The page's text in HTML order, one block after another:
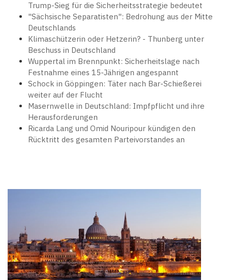
Trump-Sieg für die Sicherheitsstrategie bedeutet
"Sächsische Separatisten": Bedrohung aus der Mitte
Deutschlands
Klimaschützerin oder Hetzerin? - Thunberg unter
Beschuss in Deutschland
Wuppertal im Brennpunkt: Sicherheitslage nach
Festnahme eines 15-Jährigen angespannt
Schock in Göppingen: Täter nach Bar-Schießerei
weiter auf der Flucht
Masernwelle in Deutschland: Impfpflicht und ihre
Herausforderungen
Ricarda Lang und Omid Nouripour kündigen den
Rücktritt des gesamten Parteivorstandes an